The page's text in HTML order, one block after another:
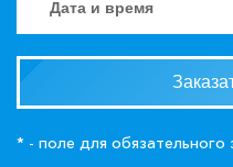
* - поле для обязательного